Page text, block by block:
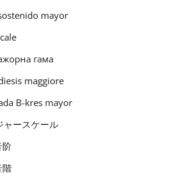
mayor
гама
maggiore
B-kres mayor
ャースケール
階